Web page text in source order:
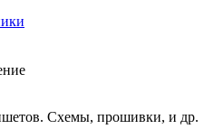
Схемы, прошивки, и др.